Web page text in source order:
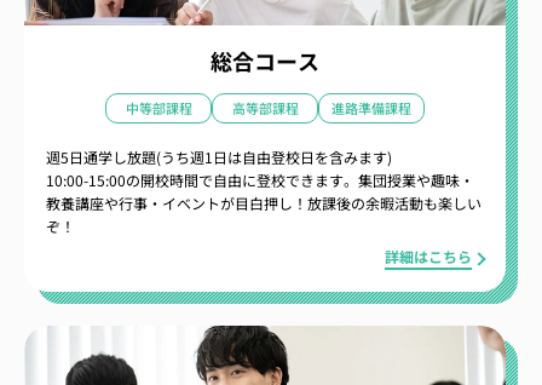
総合コース
中等部課程 高等部課程 進路準備課程
週5日通学し放題(うち週1日は自由登校日を含みます)
10:00-15:00の開校時間で自由に登校できます。集団授業や趣味・
教養講座や行事・イベントが目白押し！放課後の余暇活動も楽しい
ぞ！
詳細はこちら